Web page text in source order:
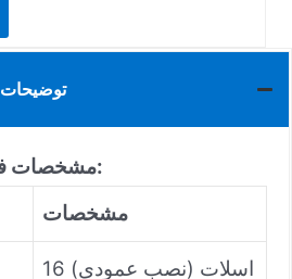
توضیحات
مشخصات فنی:
مشخصات
16 اسلات (نصب عمودی)